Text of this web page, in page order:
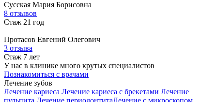
Сусская Мария Борисовна
8 отзывов
Стаж 21 год
Протасов Евгений Олегович
3 отзыва
Стаж 7 лет
У нас в клинике много крутых специалистов
Познакомиться с врачами
Лечение зубов
Лечение кариеса Лечение кариеса с брекетами Лечение
пульпита Лечение периодонтитаЛечение с микроскопом